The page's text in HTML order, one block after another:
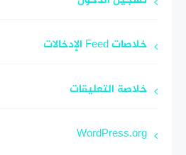
خلاصات Feed الإدخالات
خلاصة التعليقات
WordPress.org